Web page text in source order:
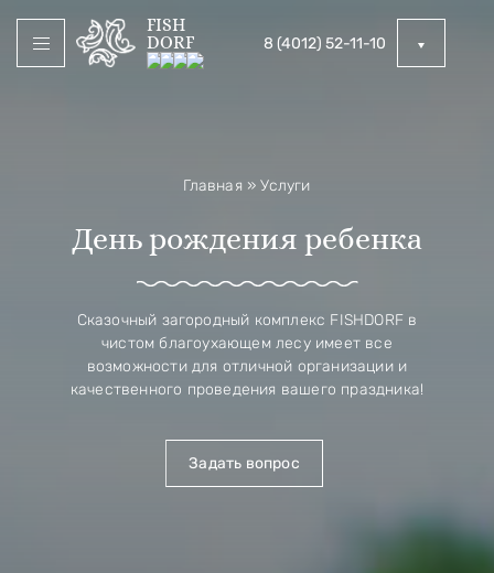
FISH
DORF
8 (4012) 52-11-10
Главная »Услуги
День рождения ребенка
Сказочный загородный комплекс FISHDORF в
чистом благоухающем лесу имеет все
возможности для отличной организации и
качественного проведения вашего праздника!
Задать вопрос